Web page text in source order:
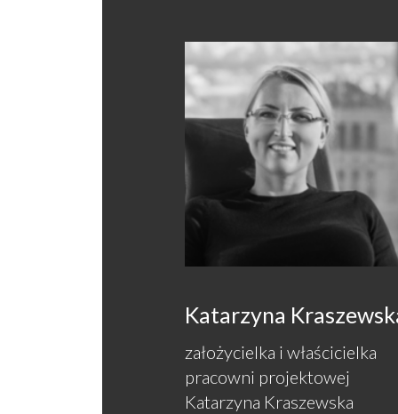
Katarzyna
założycielka i właścicielka
pracowni projektowej
Katarzyna Kraszewska